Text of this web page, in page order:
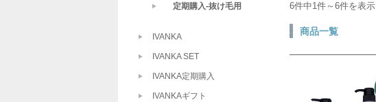
6件中1件～6件を表示
商品一覧
定期購入-抜け毛用
IVANKA
IVANKA SET
IVANKA定期購入
IVANKAギフト